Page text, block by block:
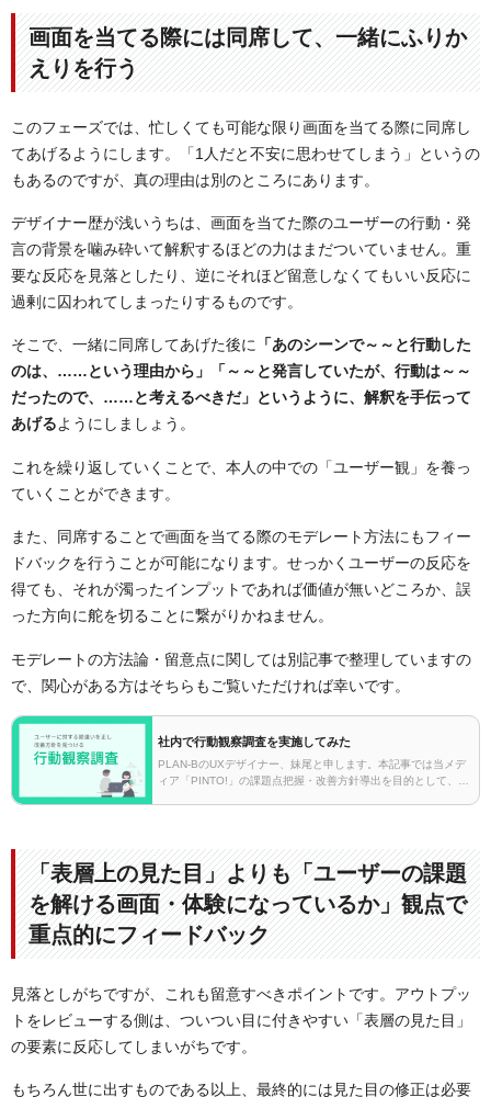
画面を当てる際には同席して、一緒にふりか
えりを行う
このフェーズでは、忙しくても可能な限り画面を当てる際に同席し
てあげるようにします。「1人だと不安に思わせてしまう」というの
もあるのですが、真の理由は別のところにあります。
デザイナー歴が浅いうちは、画面を当てた際のユーザーの行動・発
言の背景を噛み砕いて解釈するほどの力はまだついていません。重
要な反応を見落としたり、逆にそれほど留意しなくてもいい反応に
過剰に囚われてしまったりするものです。
そこで、一緒に同席してあげた後に 「あのシーンで～～と行動した
のは、……という理由から」「～～と発言していたが、行動は～～
だったので、……と考えるべきだ」というように、解釈を手伝って
あげるようにしましょう。
これを繰り返していくことで、本人の中での「ユーザー観」を養っ
ていくことができます。
また、同席することで画面を当てる際のモデレート方法にもフィー
ドバックを行うことが可能になります。せっかくユーザーの反応を
得ても、それが濁ったインプットであれば価値が無いどころか、誤
った方向に舵を切ることに繋がりかねません。
モデレートの方法論・留意点に関しては別記事で整理していますの
で、関心がある方はそちらもご覧いただければ幸いです。
社内で行動観察調査を実施してみた
PLAN-BのUXデザイナー、妹尾と申します。本記事では当メデ
ィア「PINTO!」の課題点把握・改善方針導出を目的として、社
「表層上の見た目」よりも「ユーザーの課題
を解ける画面・体験になっているか」観点で
重点的にフィードバック
見落としがちですが、これも留意すべきポイントです。アウトプッ
トをレビューする側は、ついつい目に付きやすい「表層の見た目」
の要素に反応してしまいがちです。
もちろん世に出すものである以上、最終的には見た目の修正は必要